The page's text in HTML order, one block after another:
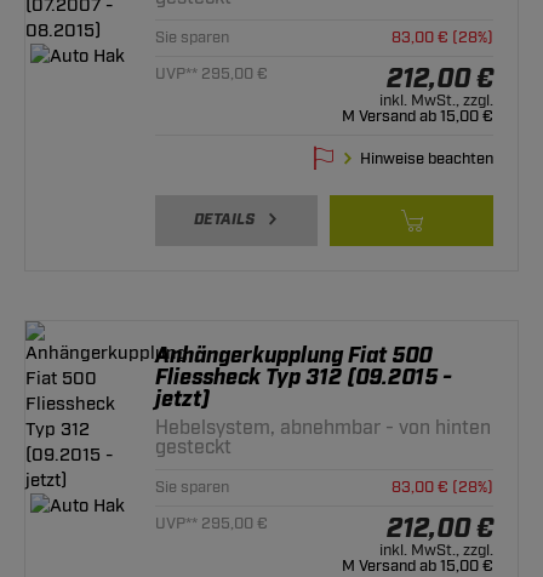
Sie sparen
83,00 € (28%)
UVP** 295,00 €
212,00 €
inkl. MwSt., zzgl.
M Versand ab 15,00 €
Hinweise beachten
DETAILS
Anhängerkupplung Fiat 500
Fliessheck Typ 312 (09.2015 -
jetzt)
Hebelsystem, abnehmbar - von hinten
gesteckt
Sie sparen
83,00 € (28%)
UVP** 295,00 €
212,00 €
inkl. MwSt., zzgl.
M Versand ab 15,00 €